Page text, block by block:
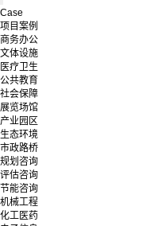
Case
项目案例
商务办公
文体设施
医疗卫生
公共教育
社会保障
展览场馆
产业园区
生态环境
市政路桥
规划咨询
评估咨询
节能咨询
机械工程
化工医药